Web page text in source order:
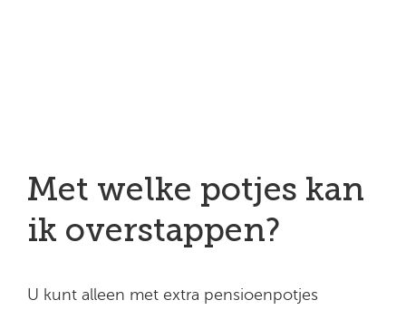
Met welke potjes kan
ik overstappen?
U kunt alleen met extra pensioenpotjes